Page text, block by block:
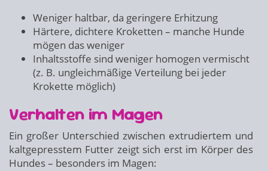
Weniger haltbar, da geringere Erhitzung
Härtere, dichtere Kroketten – manche Hunde
mögen das weniger
Inhaltsstoffe sind weniger homogen vermischt
(z. B. ungleichmäßige Verteilung bei jeder
Krokette möglich)
Verhalten im Magen
Ein großer Unterschied zwischen extrudiertem und
kaltgepresstem Futter zeigt sich erst im Körper des
Hundes – besonders im Magen: